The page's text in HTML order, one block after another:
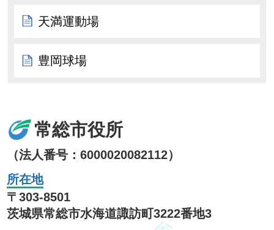
天満運動場
豊岡球場
常総市役所
（法人番号：6000020082112）
所在地
〒303-8501
茨城県常総市水海道諏訪町3222番地3